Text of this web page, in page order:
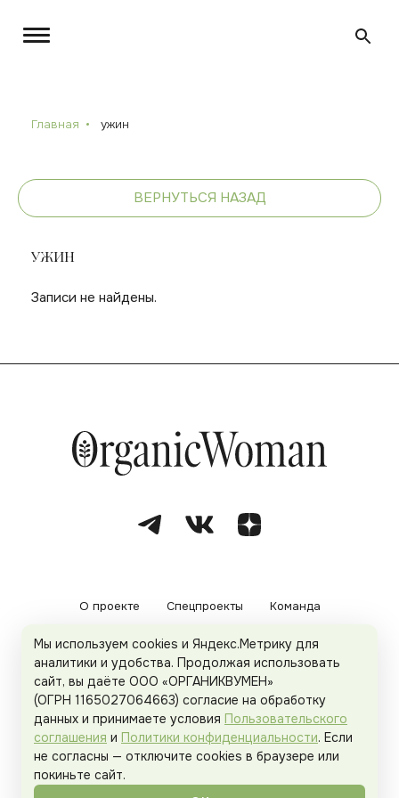
Главная ужин
ВЕРНУТЬСЯ НАЗАД
УЖИН
Записи не найдены.
О проекте Спецпроекты Команда
Рекламодателям Политика конфиденциальности
Пользовательское соглашение
Organicwoman.ru . Все права защищены.
Мы используем cookies и Яндекс.Метрику для
аналитики и удобства. Продолжая использовать
сайт, вы даёте ООО «ОРГАНИКВУМЕН»
(ОГРН 1165027064663) согласие на обработку
данных и принимаете условия Пользовательского
соглашения и Политики конфиденциальности. Если
не согласны — отключите cookies в браузере или
покиньте сайт.